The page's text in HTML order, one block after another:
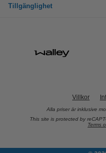
Tillgänglighet
Villkor
Alla priser är inklusive
This site is protected by
Terms